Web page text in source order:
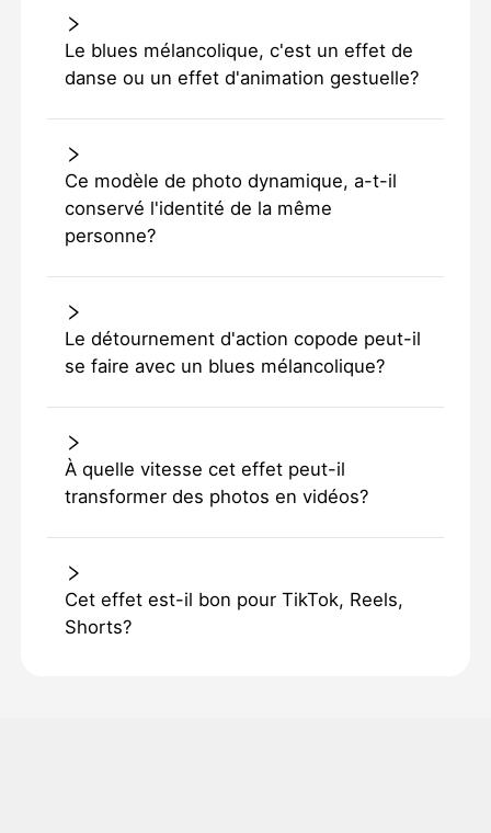
Le blues mélancolique, c'est un effet de
danse ou un effet d'animation gestuelle?
Ce modèle de photo dynamique, a-t-il
conservé l'identité de la même
personne?
Le détournement d'action copode peut-il
se faire avec un blues mélancolique?
À quelle vitesse cet effet peut-il
transformer des photos en vidéos?
Cet effet est-il bon pour TikTok, Reels,
Shorts?